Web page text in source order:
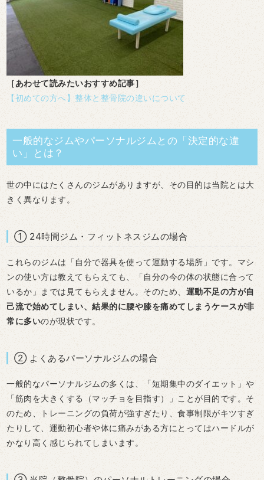
［あわせて読みたいおすすめ記事］
【初めての方へ】整体と整骨院の違いについて
一般的なジムやパーソナルジムとの「決定的な違
い」とは？
世の中にはたくさんのジムがありますが、その目的は当院とは大
きく異なります。
① 24時間ジム・フィットネスジムの場合
これらのジムは「自分で器具を使って運動する場所」です。マシ
ンの使い方は教えてもらえても、「自分の今の体の状態に合って
いるか」までは見てもらえません。そのため、 運動不足の方が自
己流で始めてしまい、結果的に腰や膝を痛めてしまうケースが非
常に多いのが現状です。
② よくあるパーソナルジムの場合
一般的なパーソナルジムの多くは、「短期集中のダイエット」や
「筋肉を大きくする（マッチョを目指す）」ことが目的です。そ
のため、トレーニングの負荷が強すぎたり、食事制限がキツすぎ
たりして、運動初心者や体に痛みがある方にとってはハードルが
かなり高く感じられてしまいます。